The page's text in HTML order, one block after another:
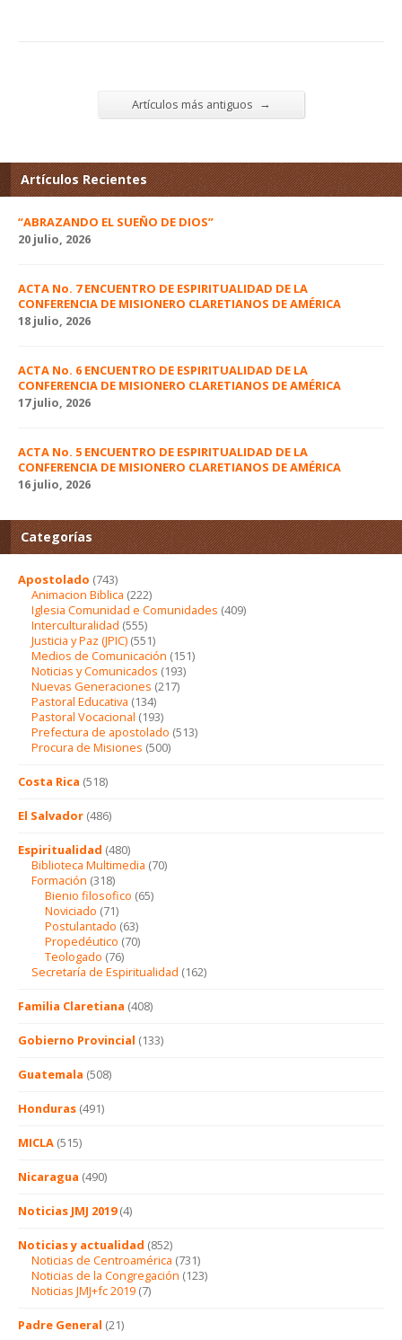
Artículos más antiguos →
Artículos Recientes
“ABRAZANDO EL SUEÑO DE DIOS”
20 julio, 2026
ACTA No. 7 ENCUENTRO DE ESPIRITUALIDAD DE LA
CONFERENCIA DE MISIONERO CLARETIANOS DE AMÉRICA
18 julio, 2026
ACTA No. 6 ENCUENTRO DE ESPIRITUALIDAD DE LA
CONFERENCIA DE MISIONERO CLARETIANOS DE AMÉRICA
17 julio, 2026
ACTA No. 5 ENCUENTRO DE ESPIRITUALIDAD DE LA
CONFERENCIA DE MISIONERO CLARETIANOS DE AMÉRICA
16 julio, 2026
Categorías
Apostolado (743)
Animacion Biblica (222)
Iglesia Comunidad e Comunidades (409)
Interculturalidad (555)
Justicia y Paz (JPIC) (551)
Medios de Comunicación (151)
Noticias y Comunicados (193)
Nuevas Generaciones (217)
Pastoral Educativa (134)
Pastoral Vocacional (193)
Prefectura de apostolado (513)
Procura de Misiones (500)
Costa Rica (518)
El Salvador (486)
Espiritualidad (480)
Biblioteca Multimedia (70)
Formación (318)
Bienio filosofico (65)
Noviciado (71)
Postulantado (63)
Propedéutico (70)
Teologado (76)
Secretaría de Espiritualidad (162)
Familia Claretiana (408)
Gobierno Provincial (133)
Guatemala (508)
Honduras (491)
MICLA (515)
Nicaragua (490)
Noticias JMJ 2019(4)
Noticias y actualidad (852)
Noticias de Centroamérica (731)
Noticias de la Congregación (123)
Noticias JMJ+fc 2019 (7)
Padre General (21)